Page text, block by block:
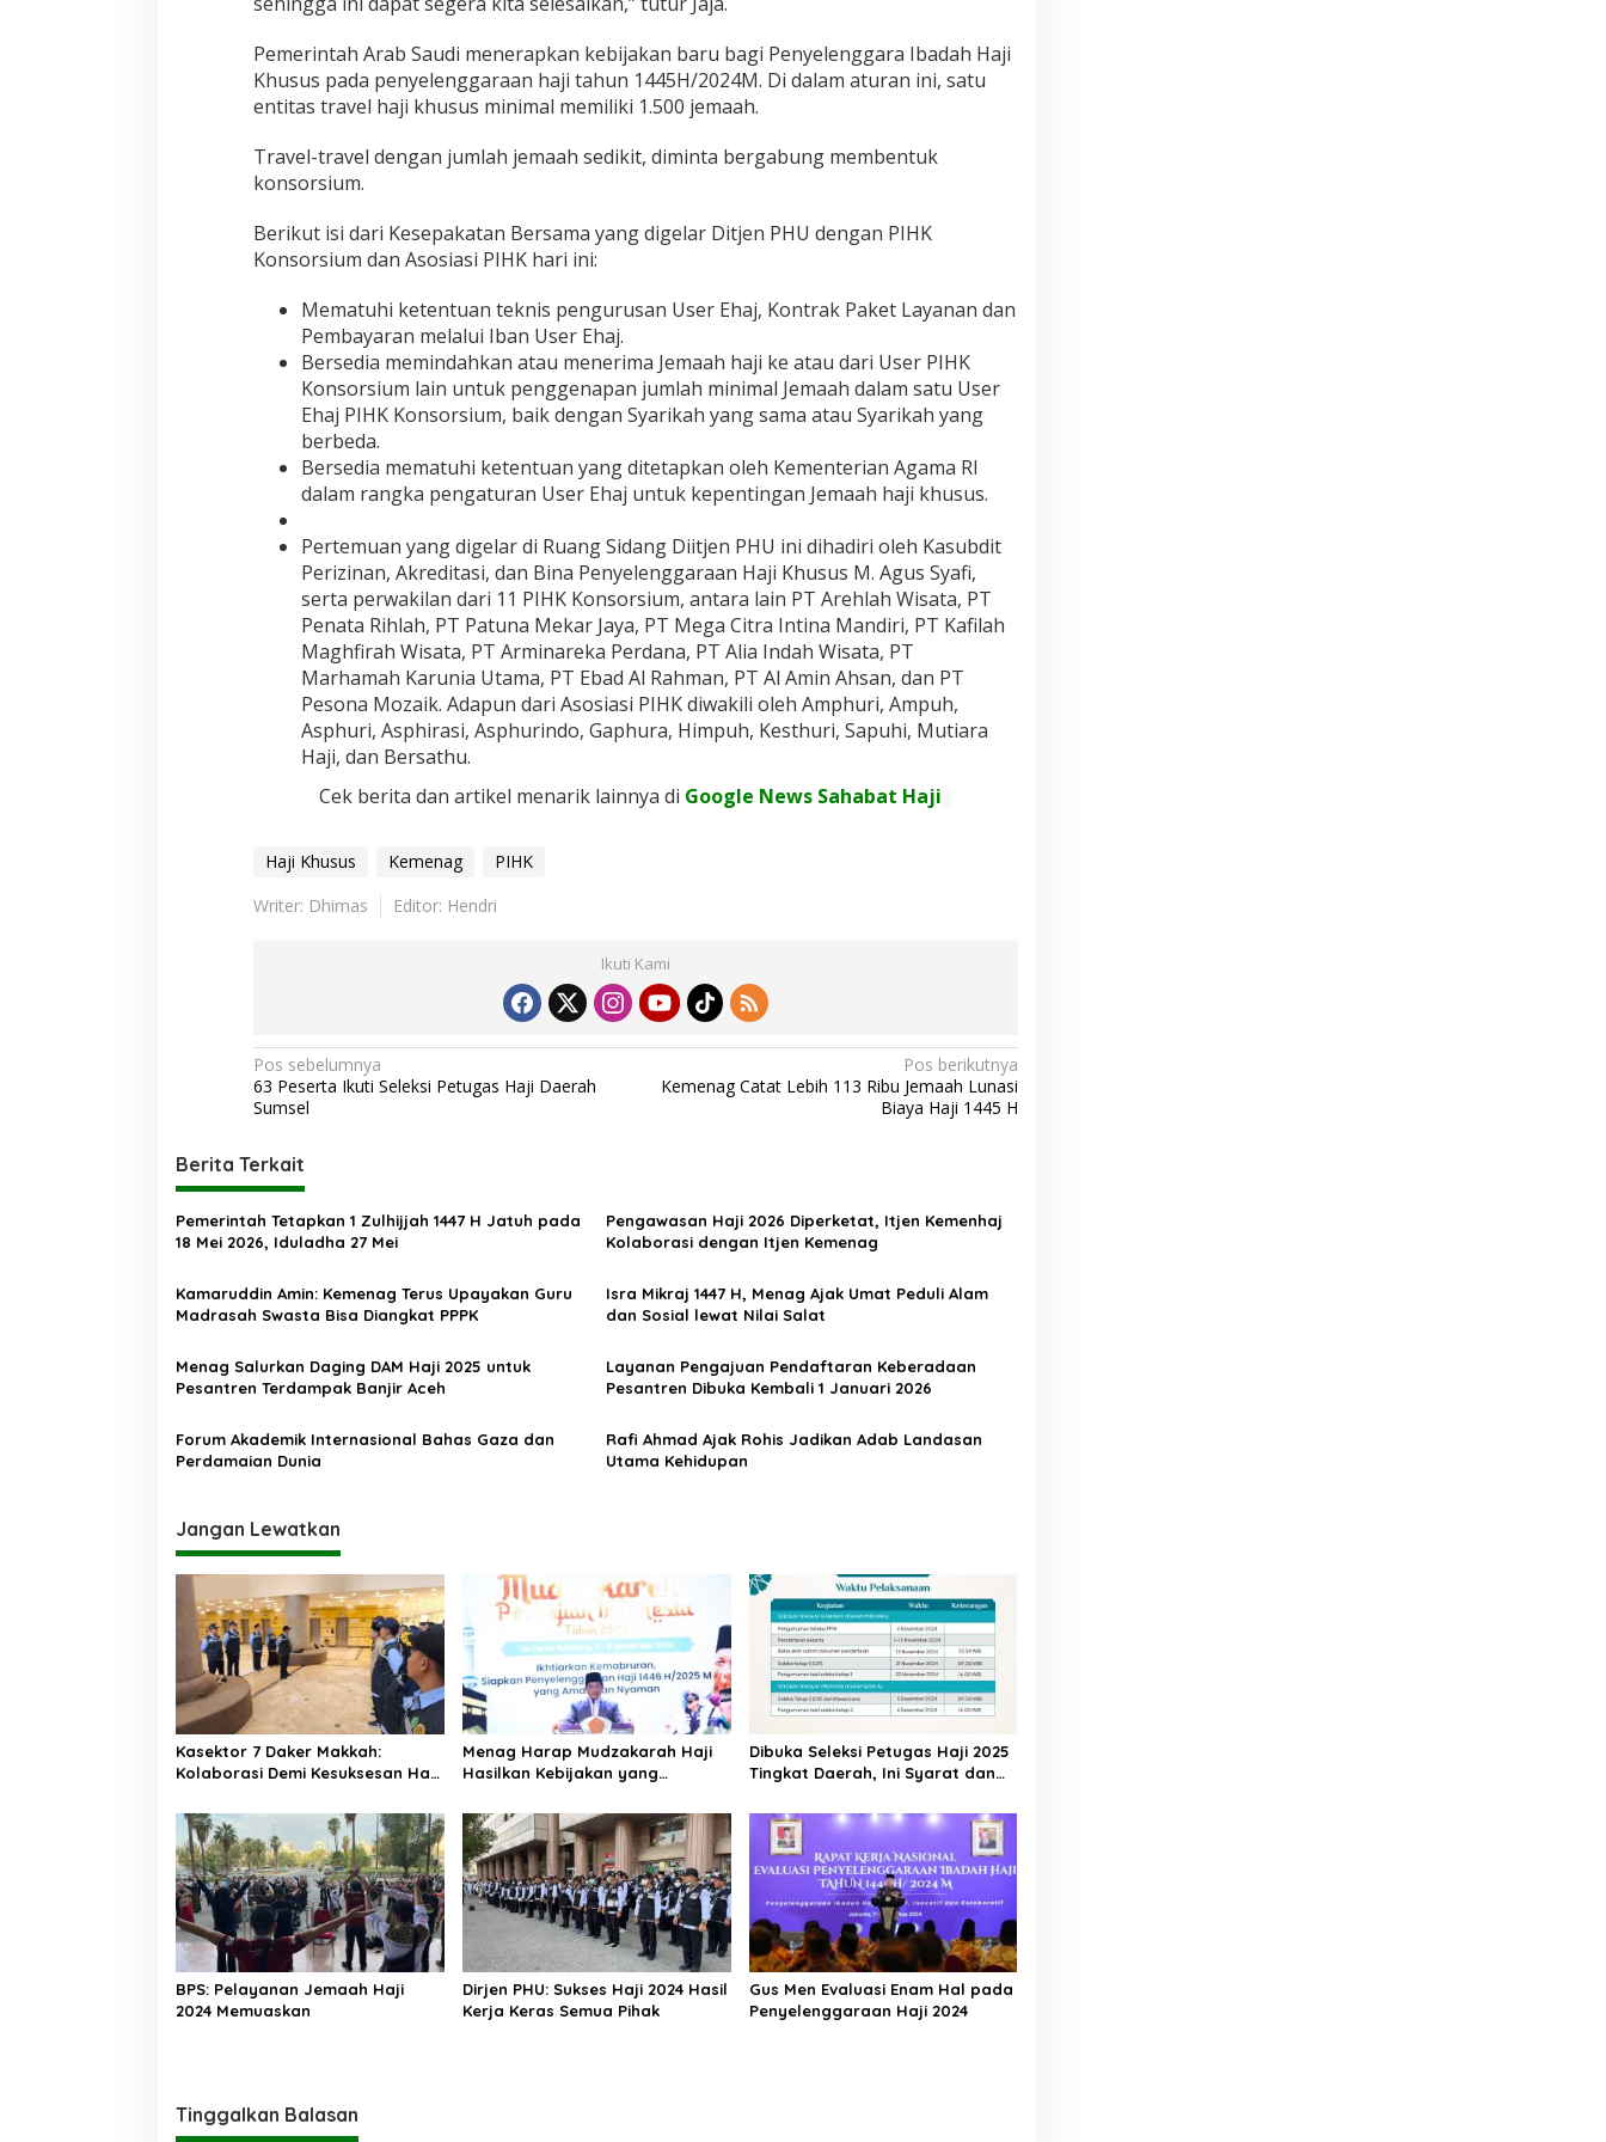
Pemerintah Arab Saudi menerapkan kebijakan baru bagi Penyelenggara Ibadah Haji
Khusus pada penyelenggaraan haji tahun 1445H/2024M. Di dalam aturan ini, satu
entitas travel haji khusus minimal memiliki 1.500 jemaah.
Travel-travel dengan jumlah jemaah sedikit, diminta bergabung membentuk
konsorsium.
Berikut isi dari Kesepakatan Bersama yang digelar Ditjen PHU dengan PIHK
Konsorsium dan Asosiasi PIHK hari ini:
Mematuhi ketentuan teknis pengurusan User Ehaj, Kontrak Paket Layanan dan
Pembayaran melalui Iban User Ehaj.
Bersedia memindahkan atau menerima Jemaah haji ke atau dari User PIHK
Konsorsium lain untuk penggenapan jumlah minimal Jemaah dalam satu User
Ehaj PIHK Konsorsium, baik dengan Syarikah yang sama atau Syarikah yang
berbeda.
Bersedia mematuhi ketentuan yang ditetapkan oleh Kementerian Agama RI
dalam rangka pengaturan User Ehaj untuk kepentingan Jemaah haji khusus.
Pertemuan yang digelar di Ruang Sidang Diitjen PHU ini dihadiri oleh Kasubdit
Perizinan, Akreditasi, dan Bina Penyelenggaraan Haji Khusus M. Agus Syafi,
serta perwakilan dari 11 PIHK Konsorsium, antara lain PT Arehlah Wisata, PT
Penata Rihlah, PT Patuna Mekar Jaya, PT Mega Citra Intina Mandiri, PT Kafilah
Maghfirah Wisata, PT Arminareka Perdana, PT Alia Indah Wisata, PT
Marhamah Karunia Utama, PT Ebad Al Rahman, PT Al Amin Ahsan, dan PT
Pesona Mozaik. Adapun dari Asosiasi PIHK diwakili oleh Amphuri, Ampuh,
Asphuri, Asphirasi, Asphurindo, Gaphura, Himpuh, Kesthuri, Sapuhi, Mutiara
Haji, dan Bersathu.
Cek berita dan artikel menarik lainnya di Google News Sahabat Haji
Haji Khusus Kemenag
PIHK
Writer: Dhimas
Editor: Hendri
Ikuti Kami
N
a
i
g
a
i
o
s
Pos sebelumnya
63 Peserta Ikuti Seleksi Petugas Haji Daerah
Sumsel
Pos berikutnya
Kemenag Catat Lebih 113 Ribu Jemaah Lunasi
Biaya Haji 1445 H
Berita Terkait
Pemerintah Tetapkan 1 Zulhijjah 1447 H Jatuh pada
18 Mei 2026, Iduladha 27 Mei
Pengawasan Haji 2026 Diperketat, Itjen Kemenhaj
Kolaborasi dengan Itjen Kemenag
Kamaruddin Amin: Kemenag Terus Upayakan Guru
Madrasah Swasta Bisa Diangkat PPPK
Isra Mikraj 1447 H, Menag Ajak Umat Peduli Alam
dan Sosial lewat Nilai Salat
Menag Salurkan Daging DAM Haji 2025 untuk
Pesantren Terdampak Banjir Aceh
Layanan Pengajuan Pendaftaran Keberadaan
Pesantren Dibuka Kembali 1 Januari 2026
Forum Akademik Internasional Bahas Gaza dan
Perdamaian Dunia
Rafi Ahmad Ajak Rohis Jadikan Adab Landasan
Utama Kehidupan
Jangan Lewatkan
Kasektor 7 Daker Makkah:
Kolaborasi Demi Kesuksesan Haji
Menag Harap Mudzakarah Haji
Hasilkan Kebijakan yang
Dibuka Seleksi Petugas Haji 2025
Tingkat Daerah, Ini Syarat dan
BPS: Pelayanan Jemaah Haji
2024 Memuaskan
Dirjen PHU: Sukses Haji 2024 Hasil
Kerja Keras Semua Pihak
Gus Men Evaluasi Enam Hal pada
Penyelenggaraan Haji 2024
Tinggalkan Balasan